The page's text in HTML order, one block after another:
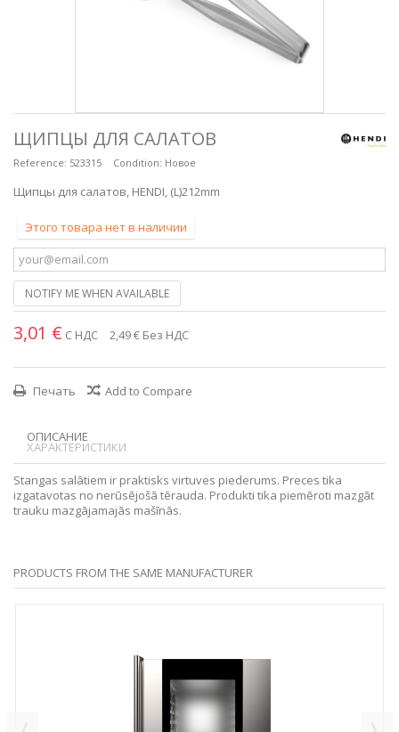
ЩИПЦЫ ДЛЯ САЛАТОВ
Reference: 523315 Condition: Новое
Щипцы для салатов, HENDI, (L)212mm
Этого товара нет в наличии
NOTIFY ME WHEN AVAILABLE
3,01 € С НДС 2,49 € Без НДС
Печать Add to Compare
ОПИСАНИЕ
ХАРАКТЕРИСТИКИ
Stangas salātiem ir praktisks virtuves piederums. Preces tika
izgatavotas no nerūsējošā tērauda. Produkti tika piemēroti mazgāt
trauku mazgājamajās mašīnās.
PRODUCTS FROM THE SAME MANUFACTURER